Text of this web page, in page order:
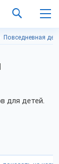
Повседневная
для детей.